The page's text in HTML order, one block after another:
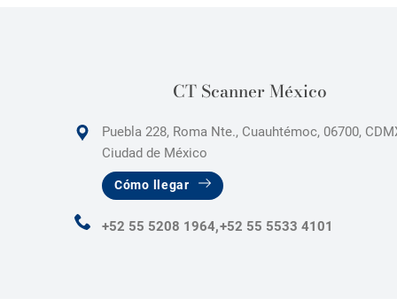
CT Scanner México
Puebla 228, Roma Nte., Cuauhtémoc, 06700,
Ciudad de México
Cómo llegar
+52 55 5208 1964,+52 55 5533 4101